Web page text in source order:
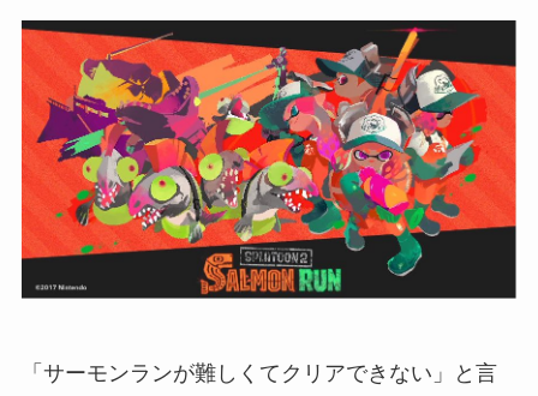
「サーモンランが難しくてクリアできない」と言